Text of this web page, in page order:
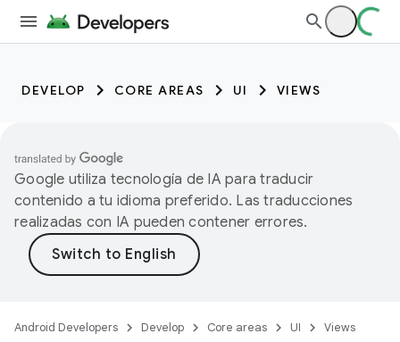
DEVELOP CORE AREAS UI VIEWS
Google utiliza tecnología de IA para traducir
contenido a tu idioma preferido. Las traducciones
realizadas con IA pueden contener errores.
Android Developers Develop Core areas UI Views